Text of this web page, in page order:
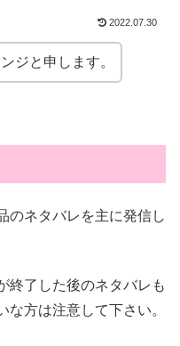
2022.07.30
ジと申します。
のネタバレを主に発信し
終了した後のネタバレも
な方は注意して下さい。